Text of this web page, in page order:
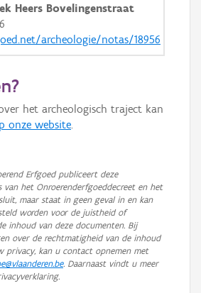
Heers Bovelingenstraat
archeologie/notas/18956
het archeologisch traject kan
onze website.
Erfgoed publiceert deze
van het Onroerenderfgoeddecreet en het
maar staat in geen geval in en kan
worden voor de juistheid of
inhoud van deze documenten. Bij
over de rechtmatigheid van de inhoud
privacy, kan u contact opnemen met
. Daarnaast vindt u meer